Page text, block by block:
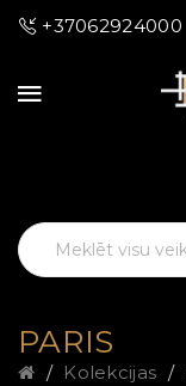
+37062924000
PARIS
Kolekcijas